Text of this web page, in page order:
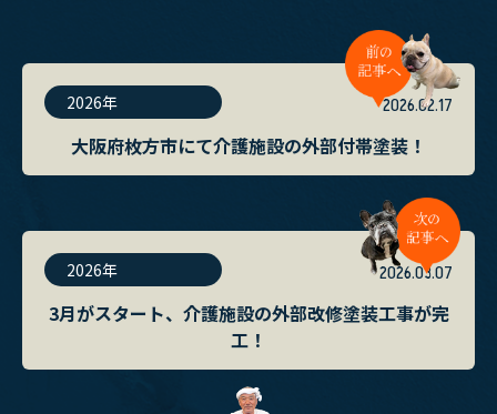
2026年 2026.02.17
大阪府枚方市にて介護施設の外部付帯塗装！
2026年 2026.03.07
3月がスタート、介護施設の外部改修塗装工事が完
工！